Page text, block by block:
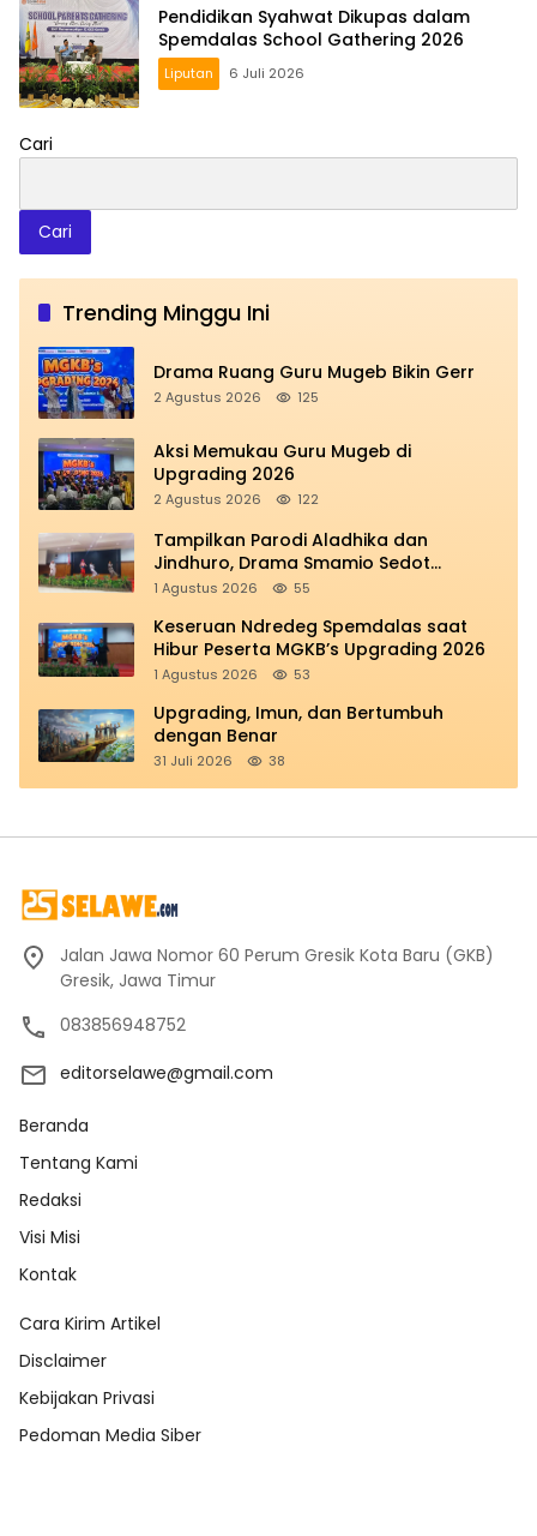
Pendidikan Syahwat Dikupas dalam
Spemdalas School Gathering 2026
Liputan 6 Juli 2026
Cari
Cari
Trending Minggu Ini
Drama Ruang Guru Mugeb Bikin Gerr
2 Agustus 2026 125
Aksi Memukau Guru Mugeb di
Upgrading 2026
2 Agustus 2026 122
Tampilkan Parodi Aladhika dan
Jindhuro, Drama Smamio Sedot
Perhatian di MGKB Upgrading 2026
1 Agustus 2026 55
Keseruan Ndredeg Spemdalas saat
Hibur Peserta MGKB’s Upgrading 2026
1 Agustus 2026 53
Upgrading, Imun, dan Bertumbuh
dengan Benar
31 Juli 2026 38
Jalan Jawa Nomor 60 Perum Gresik Kota Baru (GKB)
Gresik, Jawa Timur
083856948752
editorselawe@gmail.com
Beranda
Tentang Kami
Redaksi
Visi Misi
Kontak
Cara Kirim Artikel
Disclaimer
Kebijakan Privasi
Pedoman Media Siber